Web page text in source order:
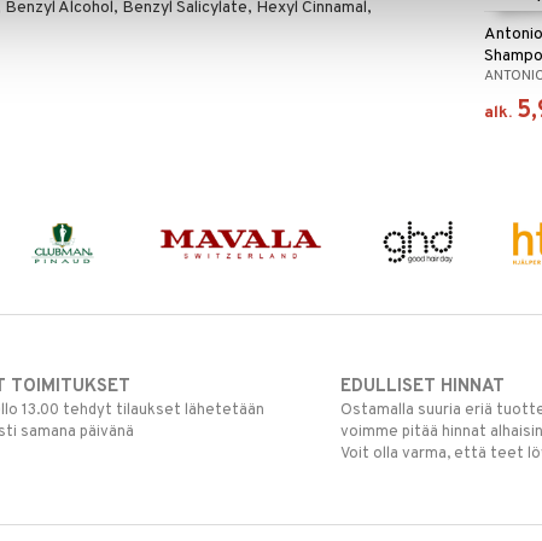
Alcohol, Benzyl Salicylate, Hexyl Cinnamal,
Touch
alk.
TOIMITUKSET
13.00 tehdyt tilaukset lähetetään
samana päivänä
EDULLISET HINNAT
Ostamalla suuria eriä
voimme pitää hinnat
Voit olla varma, että teet